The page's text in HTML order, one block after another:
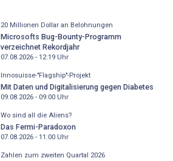
20 Millionen Dollar an Belohnungen
Microsofts Bug-Bounty-Programm
verzeichnet Rekordjahr
07.08.2026 - 12:19Uhr
Innosuisse-"Flagship"-Projekt
Mit Daten und Digitalisierung gegen Diabetes
09.08.2026 - 09:00Uhr
Wo sind all die Aliens?
Das Fermi-Paradoxon
07.08.2026 - 11:00Uhr
Zahlen zum zweiten Quartal 2026